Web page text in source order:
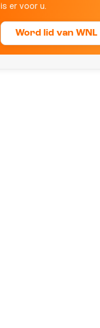
is er voor u.
Word lid van WNL